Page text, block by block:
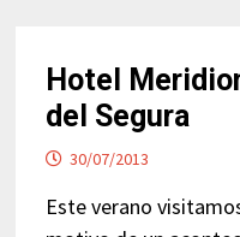
Hotel
del Segura
30/07/2013
Este verano